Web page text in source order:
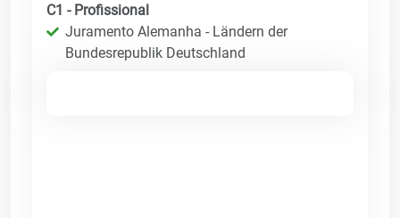
C1 - Profissional
Juramento Alemanha - Ländern der
Bundesrepublik Deutschland